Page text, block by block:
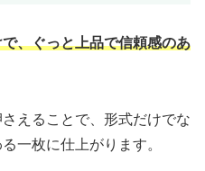
、ぐっと上品で信頼感のあ
えることで、形式だけでな
一枚に仕上がります。